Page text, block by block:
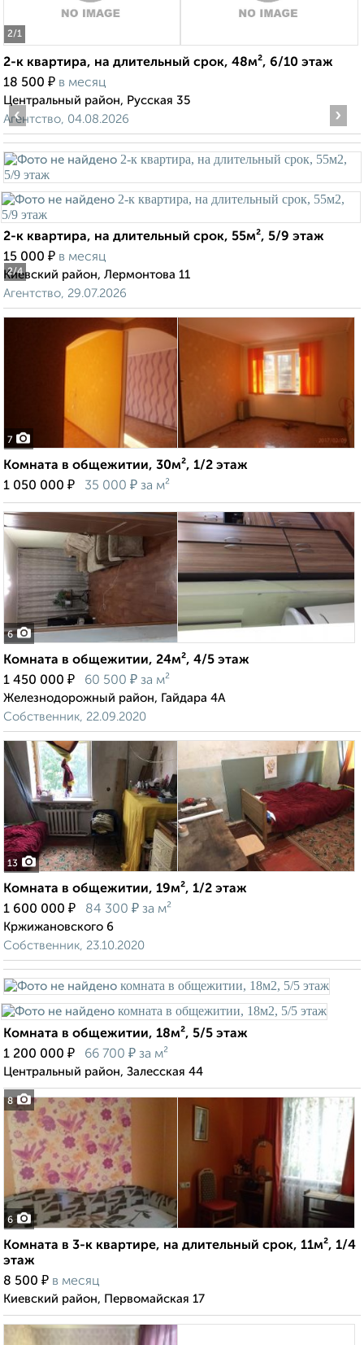
2/1
2-к квартира, на длительный срок, 48м², 6/10 этаж
18 500 ₽ в месяц
Центральный район, Русская 35
Агентство, 04.08.2026
2/4
‹ ›
2-к квартира, на длительный срок, 55м², 5/9 этаж
15 000 ₽ в месяц
Киевский район, Лермонтова 11
Агентство, 29.07.2026
7
Комната в общежитии, 30м², 1/2 этаж
1 050 000 ₽ 35 000 ₽ за м²
6
Комната в общежитии, 24м², 4/5 этаж
1 450 000 ₽ 60 500 ₽ за м²
Железнодорожный район, Гайдара 4А
Собственник, 22.09.2020
13
Комната в общежитии, 19м², 1/2 этаж
1 600 000 ₽ 84 300 ₽ за м²
Кржижановского 6
Собственник, 23.10.2020
8
Комната в общежитии, 18м², 5/5 этаж
1 200 000 ₽ 66 700 ₽ за м²
Центральный район, Залесская 44
6
Комната в 3-к квартире, на длительный срок, 11м², 1/4
этаж
8 500 ₽ в месяц
Киевский район, Первомайская 17